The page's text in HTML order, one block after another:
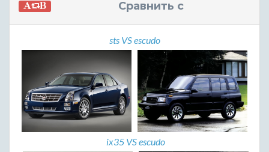
Сравнить с
sts VS escudo
ix35 VS escudo